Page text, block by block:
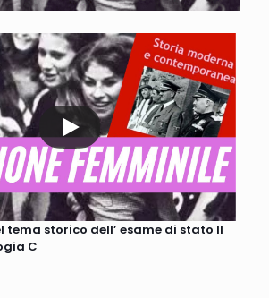
tema storico dell’ esame di stato II
C